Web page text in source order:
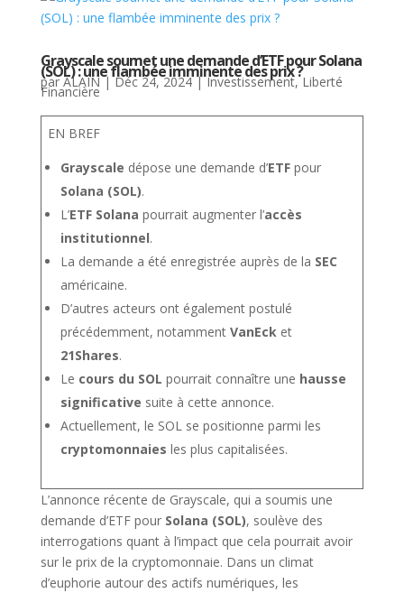
Grayscale soumet une demande d’ETF pour Solana
(SOL) : une flambée imminente des prix ?
parALAIN|Déc 24, 2024|Investissement,Liberté
Financière
EN BREF
Grayscale dépose une demande d’ETFpour
Solana (SOL).
L’ETF Solana pourrait augmenter l’accès
institutionnel.
La demande a été enregistrée auprès de la SEC
américaine.
D’autres acteurs ont également postulé
précédemment, notamment VanEcket
21Shares.
Le cours du SOL pourrait connaître une hausse
significative suite à cette annonce.
Actuellement, le SOL se positionne parmi les
cryptomonnaies les plus capitalisées.
L’annonce récente de Grayscale, qui a soumis une
demande d’ETF pour Solana (SOL), soulève des
interrogations quant à l’impact que cela pourrait avoir
sur le prix de la cryptomonnaie. Dans un climat
d’euphorie autour des actifs numériques, les